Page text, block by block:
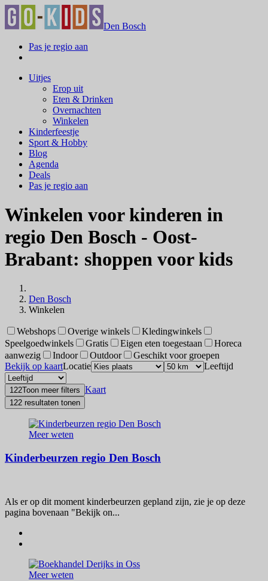
Den Bosch
Pas je regio aan
Uitjes
Erop uit
Eten & Drinken
Overnachten
Winkelen
Kinderfeestje
Sport & Hobby
Blog
Agenda
Deals
Pas je regio aan
Winkelen voor kinderen in
regio Den Bosch - Oost-
Brabant: shoppen voor kids
Den Bosch
Winkelen
Webshops Overige winkels
Kledingwinkels
Speelgoedwinkels
Gratis Eigen eten toegestaan
Horeca
aanwezig
Indoor Outdoor
Geschikt voor groepen
Bekijk op kaartLocatie Leeftijd
122Toon meer filters Kaart
122 resultaten tonen
Meer weten
Kinderbeurzen regio Den Bosch
Als er op dit moment kinderbeurzen gepland zijn, zie je op deze
pagina bovenaan "Bekijk on...
Meer weten